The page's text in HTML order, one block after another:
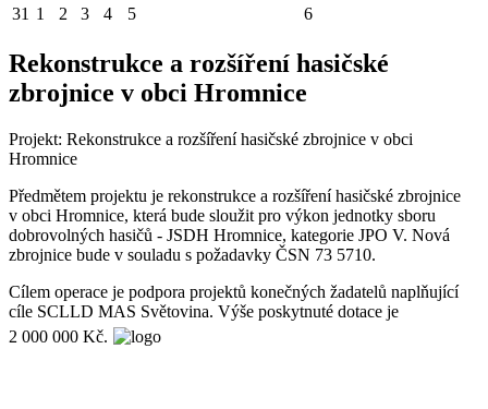
31 1 2 3 4 5 6
Rekonstrukce a rozšíření hasičské
zbrojnice v obci Hromnice
Projekt: Rekonstrukce a rozšíření hasičské zbrojnice v obci
Hromnice
Předmětem projektu je rekonstrukce a rozšíření hasičské zbrojnice
v obci Hromnice, která bude sloužit pro výkon jednotky sboru
dobrovolných hasičů - JSDH Hromnice, kategorie JPO V. Nová
zbrojnice bude v souladu s požadavky ČSN 73 5710.
Cílem operace je podpora projektů konečných žadatelů naplňující
cíle SCLLD MAS Světovina. Výše poskytnuté dotace je
2 000 000 Kč.